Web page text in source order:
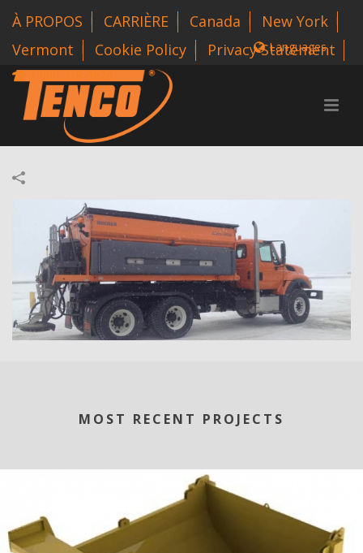
À PROPOS CARRIÈRE Canada
New York
Vermont
Cookie Policy Privacy Statement
1 800-318-3626
Languages
MOST RECENT PROJECTS